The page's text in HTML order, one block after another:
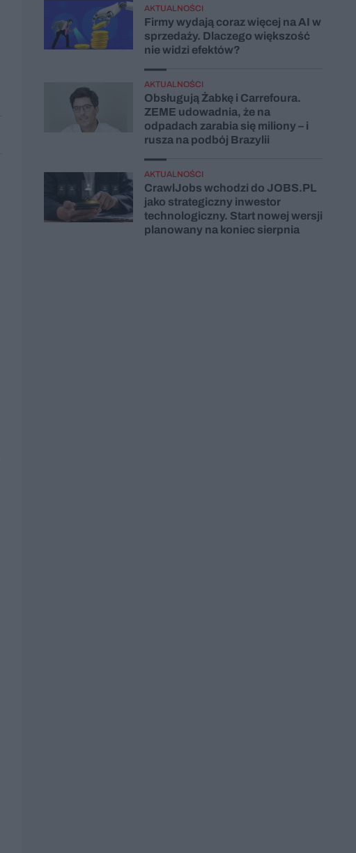
AKTUALNOŚCI
Firmy wydają coraz więcej na AI w
sprzedaży. Dlaczego większość
nie widzi efektów?
AKTUALNOŚCI
Obsługują Żabkę i Carrefoura.
ZEME udowadnia, że na
odpadach zarabia się miliony – i
rusza na podbój Brazylii
AKTUALNOŚCI
CrawlJobs wchodzi do JOBS.PL
jako strategiczny inwestor
technologiczny. Start nowej wersji
planowany na koniec sierpnia